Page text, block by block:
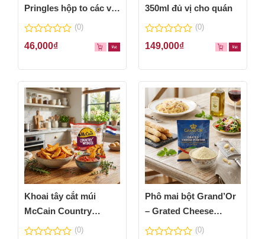
Pringles hộp to các vị
thơm ngon
0
out
5
(0)
46,000₫
350ml đủ vị cho quán
0
out
5
(0)
149,000₫
Khoai tây cắt múi
McCain Country
Wedges 600g(0)
Phô mai bột Grand’Or
– Grated Cheese
Powder 100g(0)